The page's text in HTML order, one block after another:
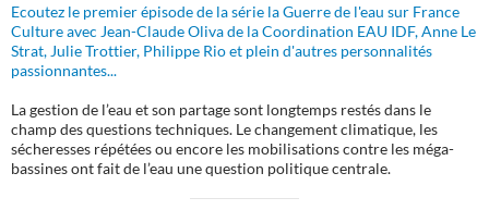
Ecoutez le premier épisode de la série la Guerre de l'eau sur France
Culture avec Jean-Claude Oliva de la Coordination EAU IDF, Anne Le
Strat, Julie Trottier, Philippe Rio et plein d'autres personnalités
passionnantes...
La gestion de l’eau et son partage sont longtemps restés dans le
champ des questions techniques. Le changement climatique, les
sécheresses répétées ou encore les mobilisations contre les méga-
bassines ont fait de l’eau une question politique centrale.